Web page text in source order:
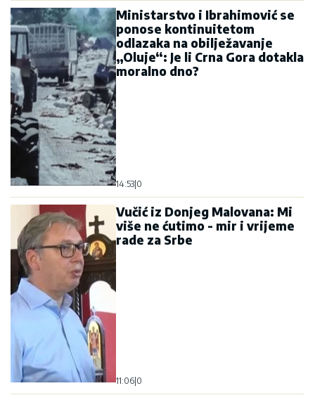
Ministarstvo i Ibrahimović se
ponose kontinuitetom
odlazaka na obilježavanje
„Oluje“: Je li Crna Gora dotakla
moralno dno?
14:53 0
Vučić iz Donjeg Malovana: Mi
više ne ćutimo - mir i vrijeme
rade za Srbe
11:06 0